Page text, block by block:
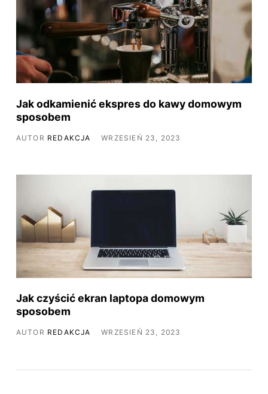
Jak odkamienić ekspres do kawy domowym
sposobem
AUTOR REDAKCJA WRZESIEŃ 23, 2023
Jak czyścić ekran laptopa domowym
sposobem
AUTOR REDAKCJA WRZESIEŃ 23, 2023